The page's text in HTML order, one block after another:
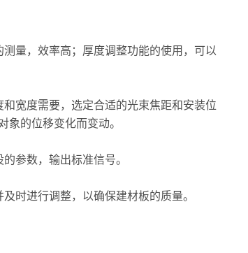
量，效率高；厚度调整功能的使用，可以
宽度需要，选定合适的光束焦距和安装位
象的位移变化而变动。
参数，输出标准信号。
时进行调整，以确保建材板的质量。